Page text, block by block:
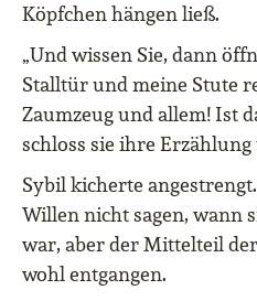
Köpfchen hängen ließ.
„Und wissen Sie, dann
Stalltür und meine Stute
Zaumzeug und allem! Ist
schloss sie ihre Erzählung
Sybil kicherte
Willen nicht sagen, wann
war, aber der Mittelteil
wohl entgangen.